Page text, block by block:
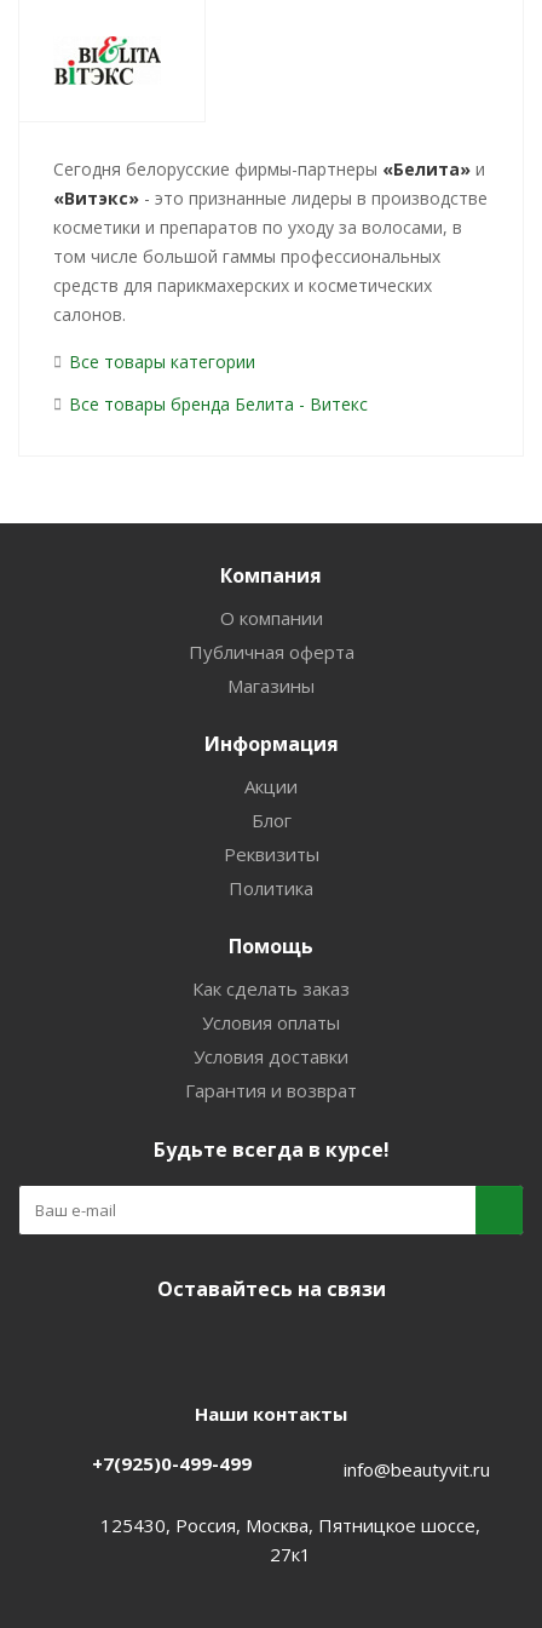
Cегодня белорусские фирмы-партнеры «Белита» и
«Витэкс» - это признанные лидеры в производстве
косметики и препаратов по уходу за волосами, в
том числе большой гаммы профессиональных
средств для парикмахерских и косметических
салонов.
Все товары категории
Все товары бренда Белита - Витекс
Компания
О компании
Публичная оферта
Магазины
Информация
Акции
Блог
Реквизиты
Политика
Помощь
Как сделать заказ
Условия оплаты
Условия доставки
Гарантия и возврат
Будьте всегда в курсе!
Оставайтесь на связи
Наши контакты
+7(925)0-499-499 info@beautyvit.ru
125430, Россия, Москва, Пятницкое шоссе,
27к1